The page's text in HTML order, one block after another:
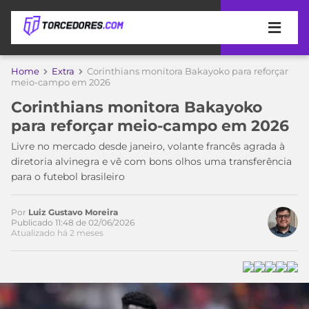
APOSTAS
DE
APOSTA
MELHORES
SITES
DE
APOSTAS
2026
BETBOOM
COPA
DO
MUNDO
MEU
TIME
PALMEIRAS
CAMPEONATOS
SÉRIE
ESPORTIVA
Home Extra
Corinthians monitora Bakayoko para reforçar
meio-campo em 2026
Corinthians monitora Bakayoko
para reforçar meio-campo em 2026
Livre no mercado desde janeiro, volante francês agrada à
diretoria alvinegra e vê com bons olhos uma transferência
para o futebol brasileiro
Por Luiz Gustavo Moreira
Publicado 11:48 de 02/06/2026
Atualizado há 2 meses